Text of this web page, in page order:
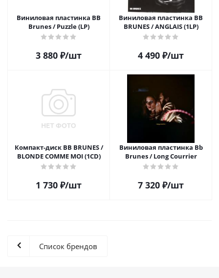
Виниловая пластинка BB
Brunes / Puzzle (LP)
3 880 ₽/шт
Виниловая пластинка BB
BRUNES / ANGLAIS (1LP)
4 490 ₽/шт
Компакт-диск BB BRUNES /
BLONDE COMME MOI (1CD)
1 730 ₽/шт
Виниловая пластинка Bb
Brunes / Long Courrier
7 320 ₽/шт
Список брендов